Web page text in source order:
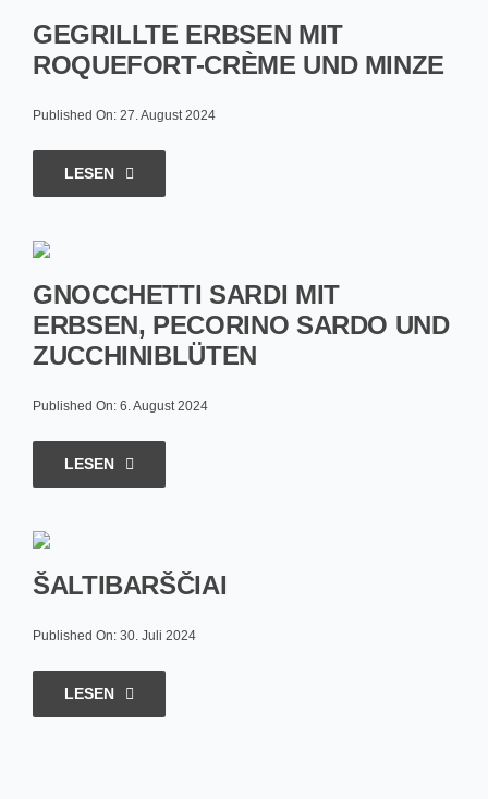
GEGRILLTE ERBSEN MIT
ROQUEFORT-CRÈME UND MINZE
Published On: 27. August 2024
LESEN
GNOCCHETTI SARDI MIT
ERBSEN, PECORINO SARDO UND
ZUCCHINIBLÜTEN
Published On: 6. August 2024
LESEN
ŠALTIBARŠČIAI
Published On: 30. Juli 2024
LESEN